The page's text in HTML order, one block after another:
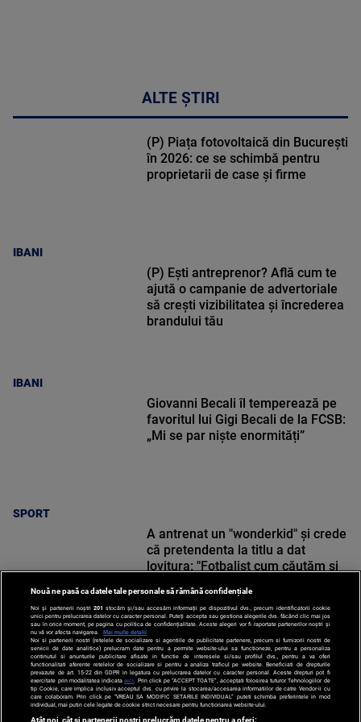
ALTE ȘTIRI
IBANI
(P) Piața fotovoltaică din București
în 2026: ce se schimbă pentru
proprietarii de case și firme
IBANI
(P) Ești antreprenor? Află cum te
ajută o campanie de advertoriale
să crești vizibilitatea și încrederea
brandului tău
SPORT
Giovanni Becali îl temperează pe
favoritul lui Gigi Becali de la FCSB:
„Mi se par niște enormități”
SPORT
A antrenat un "wonderkid" și crede
că pretendenta la titlu a dat
lovitura: "Fotbalist cum căutăm și
Nouă ne pasă ca datele tale personale să rămână confidențiale
Noi și partenerii noștri 201 stocăm și/sau accesăm informații pe dispozitivul dvs., precum identificatorii cookie
unici pentru prelucrarea datelor cu caracter personal. Puteți accepta sau gestiona alegerile dvs. făcând clic mai jos
sau în orice moment, pe pagina cu politica de confidențialitate. Aceste alegeri vor fi raportate partenerilor noștri și
nu vă vor afecta navigarea.
Mai multe detalii
Noi si partenerii nostri (retelele de socializare si agentiile de publicitate partenere, precum si furnizorii nostri de
servicii de date analitice) prelucram date pentru a permite website-ului sa functioneze, pentru a personaliza
continutul si anunturile publicitare afisate in functie de interesele si/sau profilul dvs., pentru a va oferi
functionalitati aferente retelelor de socializare si pentru a analiza traficul pe website. Beneficiati de drepturile
prevazute de art. 15-22 din GDPR in legatura cu prelucrarea datelor cu caracter personal. Aceste drepturi pot fi
exercitate prin modalitatea indicataaici . Prin click pe “ACCEPT TOATE”, acceptati folosirea tuturor Tehnologiilor de
tip Cookie, care implica inclusiv acceptul dvs. cu privire la stocarea/accesarea informatiilor de catre Vendor-ii cu
care colaboram. Prin click pe “VREAU SA MODIFIC SETARILE INDIVIDUAL” puteti schimba preferintele in mod
individual, mai putin cele legate de cookie strict necesare pentru functionarea website-ului.
Atât noi, cât și partenerii noștri prelucrăm datele pentru a oferi: